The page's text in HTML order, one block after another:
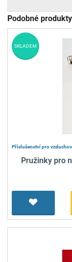
Podobné produkty
Příslušenství pro
Pružinky pro
SKLADEM